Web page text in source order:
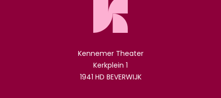
Kennemer Theater
Kerkplein 1
1941 HD BEVERWIJK